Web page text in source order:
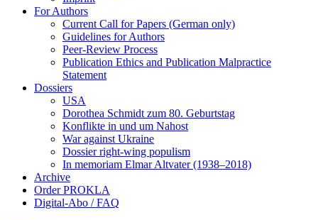
For Authors
Current Call for Papers (German only)
Guidelines for Authors
Peer-Review Process
Publication Ethics and Publication Malpractice
Statement
Dossiers
USA
Dorothea Schmidt zum 80. Geburtstag
Konflikte in und um Nahost
War against Ukraine
Dossier right-wing populism
In me­mo­ri­am Elmar Altvater (1938–2018)
Archive
Order PROKLA
Digital-Abo / FAQ